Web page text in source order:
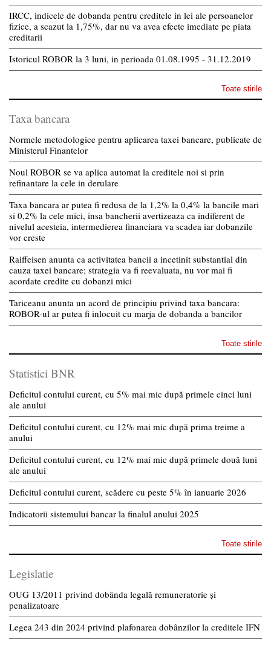
IRCC, indicele de dobanda pentru creditele in lei ale persoanelor
fizice, a scazut la 1,75%, dar nu va avea efecte imediate pe piata
creditarii
Istoricul ROBOR la 3 luni, in perioada 01.08.1995 - 31.12.2019
Toate stirile
Taxa bancara
Normele metodologice pentru aplicarea taxei bancare, publicate de
Ministerul Finantelor
Noul ROBOR se va aplica automat la creditele noi si prin
refinantare la cele in derulare
Taxa bancara ar putea fi redusa de la 1,2% la 0,4% la bancile mari
si 0,2% la cele mici, insa bancherii avertizeaza ca indiferent de
nivelul acesteia, intermedierea financiara va scadea iar dobanzile
vor creste
Raiffeisen anunta ca activitatea bancii a incetinit substantial din
cauza taxei bancare; strategia va fi reevaluata, nu vor mai fi
acordate credite cu dobanzi mici
Tariceanu anunta un acord de principiu privind taxa bancara:
ROBOR-ul ar putea fi inlocuit cu marja de dobanda a bancilor
Toate stirile
Statistici BNR
Deficitul contului curent, cu 5% mai mic după primele cinci luni
ale anului
Deficitul contului curent, cu 12% mai mic după prima treime a
anului
Deficitul contului curent, cu 12% mai mic după primele două luni
ale anului
Deficitul contului curent, scădere cu peste 5% în ianuarie 2026
Indicatorii sistemului bancar la finalul anului 2025
Toate stirile
Legislatie
OUG 13/2011 privind dobânda legală remuneratorie și
penalizatoare
Legea 243 din 2024 privind plafonarea dobânzilor la creditele IFN